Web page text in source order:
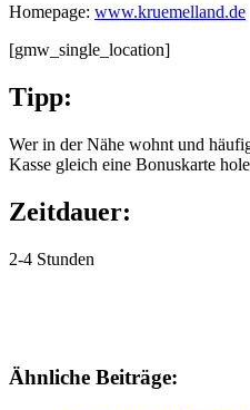
Homepage: www.kruemelland.de
[gmw_single_location]
Tipp:
Wer in der Nähe wohnt und
Kasse gleich eine Bonuskarte
Zeitdauer:
2-4 Stunden
Ähnliche Beiträge: